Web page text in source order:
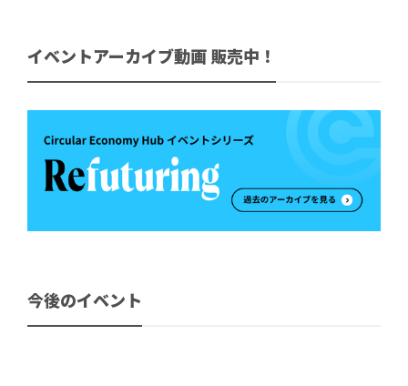
イベントアーカイブ動画 販売中！
今後のイベント